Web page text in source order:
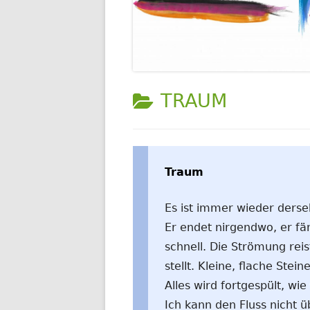
LUO-LITERATURPREIS 2017
KATEGORIE:
TRAUM
Traum
Es ist immer wieder
Er endet nirgendwo, er
schnell. Die Strömung
stellt. Kleine, flache
Alles wird fortgespült,
Ich kann den Fluss nicht